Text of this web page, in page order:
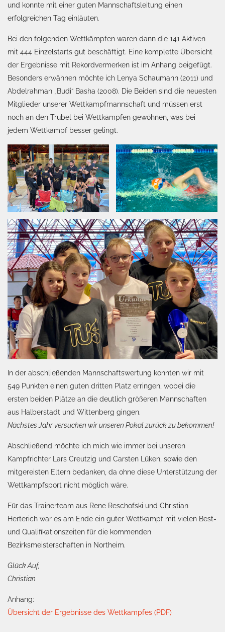
und konnte mit einer guten Mannschaftsleitung einen
erfolgreichen Tag einläuten.
Bei den folgenden Wettkämpfen waren dann die 141 Aktiven
mit 444 Einzelstarts gut beschäftigt. Eine komplette Übersicht
der Ergebnisse mit Rekordvermerken ist im Anhang beigefügt.
Besonders erwähnen möchte ich Lenya Schaumann (2011) und
Abdelrahman „Budi“ Basha (2008). Die Beiden sind die neuesten
Mitglieder unserer Wettkampfmannschaft und müssen erst
noch an den Trubel bei Wettkämpfen gewöhnen, was bei
jedem Wettkampf besser gelingt.
In der abschließenden Mannschaftswertung konnten wir mit
549 Punkten einen guten dritten Platz erringen, wobei die
ersten beiden Plätze an die deutlich größeren Mannschaften
aus Halberstadt und Wittenberg gingen.
Nächstes Jahr versuchen wir unseren Pokal zurück zu bekommen!
Abschließend möchte ich mich wie immer bei unseren
Kampfrichter Lars Creutzig und Carsten Lüken, sowie den
mitgereisten Eltern bedanken, da ohne diese Unterstützung der
Wettkampfsport nicht möglich wäre.
Für das Trainerteam aus Rene Reschofski und Christian
Herterich war es am Ende ein guter Wettkampf mit vielen Best-
und Qualifikationszeiten für die kommenden
Bezirksmeisterschaften in Northeim.
Glück Auf,
Christian
Anhang:
Übersicht der Ergebnisse des Wettkampfes (PDF)